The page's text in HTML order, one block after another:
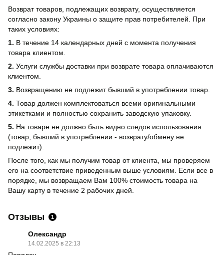
Возврат товаров, подлежащих возврату, осуществляется
согласно закону Украины о защите прав потребителей. При
таких условиях:
1. В течение 14 календарных дней с момента получения
товара клиентом.
2. Услуги службы доставки при возврате товара оплачиваются
клиентом.
3. Возвращению не подлежит бывший в употреблении товар.
4. Товар должен комплектоваться всеми оригинальными
этикетками и полностью сохранить заводскую упаковку.
5. На товаре не должно быть видно следов использования
(товар, бывший в употреблении - возврату/обмену не
подлежит).
После того, как мы получим товар от клиента, мы проверяем
его на соответствие приведенным выше условиям. Если все в
порядке, мы возвращаем Вам 100% стоимость товара на
Вашу карту в течение 2 рабочих дней.
Отзывы 1
Олександр
14.02.2025 в 22:13